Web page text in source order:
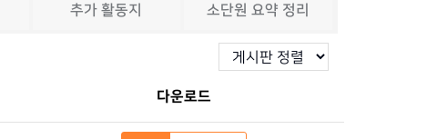
추가 활동지 소단원 요약 정리
다운로드